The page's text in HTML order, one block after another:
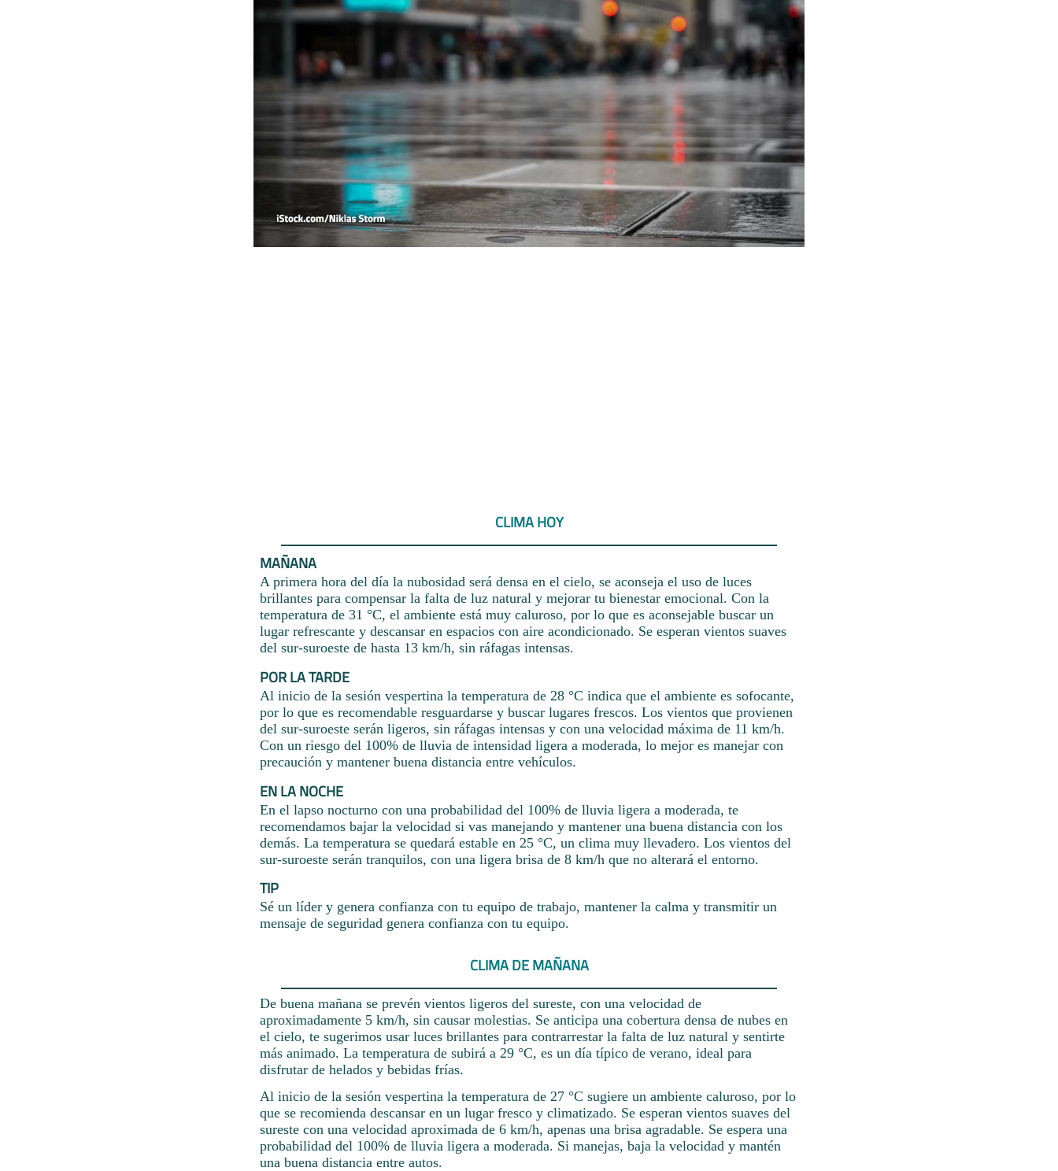
CLIMA HOY
MAÑANA
A primera hora del día la nubosidad será densa en el cielo, se aconseja el uso de luces
brillantes para compensar la falta de luz natural y mejorar tu bienestar emocional. Con la
temperatura de 31 °C, el ambiente está muy caluroso, por lo que es aconsejable buscar un
lugar refrescante y descansar en espacios con aire acondicionado. Se esperan vientos suaves
del sur-suroeste de hasta 13 km/h, sin ráfagas intensas.
POR LA TARDE
Al inicio de la sesión vespertina la temperatura de 28 °C indica que el ambiente es sofocante,
por lo que es recomendable resguardarse y buscar lugares frescos. Los vientos que provienen
del sur-suroeste serán ligeros, sin ráfagas intensas y con una velocidad máxima de 11 km/h.
Con un riesgo del 100% de lluvia de intensidad ligera a moderada, lo mejor es manejar con
precaución y mantener buena distancia entre vehículos.
EN LA NOCHE
En el lapso nocturno con una probabilidad del 100% de lluvia ligera a moderada, te
recomendamos bajar la velocidad si vas manejando y mantener una buena distancia con los
demás. La temperatura se quedará estable en 25 °C, un clima muy llevadero. Los vientos del
sur-suroeste serán tranquilos, con una ligera brisa de 8 km/h que no alterará el entorno.
TIP
Sé un líder y genera confianza con tu equipo de trabajo, mantener la calma y transmitir un
mensaje de seguridad genera confianza con tu equipo.
CLIMA DE MAÑANA
De buena mañana se prevén vientos ligeros del sureste, con una velocidad de
aproximadamente 5 km/h, sin causar molestias. Se anticipa una cobertura densa de nubes en
el cielo, te sugerimos usar luces brillantes para contrarrestar la falta de luz natural y sentirte
más animado. La temperatura de subirá a 29 °C, es un día típico de verano, ideal para
disfrutar de helados y bebidas frías.
Al inicio de la sesión vespertina la temperatura de 27 °C sugiere un ambiente caluroso, por lo
que se recomienda descansar en un lugar fresco y climatizado. Se esperan vientos suaves del
sureste con una velocidad aproximada de 6 km/h, apenas una brisa agradable. Se espera una
probabilidad del 100% de lluvia ligera a moderada. Si manejas, baja la velocidad y mantén
una buena distancia entre autos.